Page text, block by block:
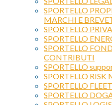
SPORTELLO
MARCHI E
SPORTELLO
SPORTELLO
SPORTELLO
CONTRIBUTI
SPORTELLO
SPORTELLO
SPORTELLO
SPORTELLO